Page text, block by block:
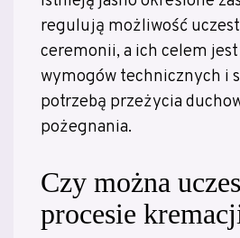
regulują możliwość
ceremonii, a ich celem
wymogów technicznych i
potrzebą przeżycia
pożegnania.
Czy można
procesie